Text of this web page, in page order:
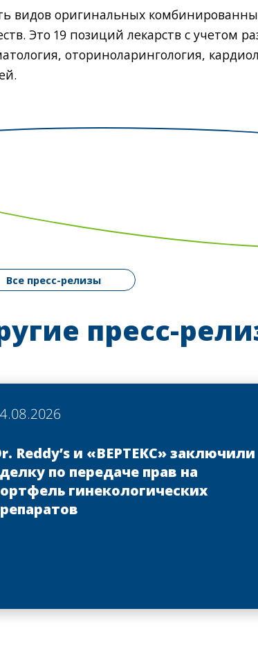
видов оригинальных
Это 19 позиций лекарств с учетом
оториноларингология,
Все пресс-релизы
пресс-
Reddy’s и «ВЕРТЕКС» заключили
по передаче прав на
гинекологических